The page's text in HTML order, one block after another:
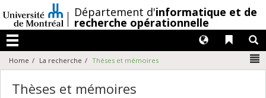
au
contenu
/Département d'informatique et de
recherche opérationnelle
Menu
Liens
Langues
Home La recherche Thèses et mémoires
Thèses et mémoires